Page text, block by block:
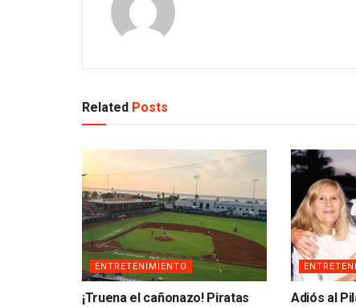
Related Posts
ENTRETENIMIENTO
¡Truena el cañonazo! Piratas
Adiós al